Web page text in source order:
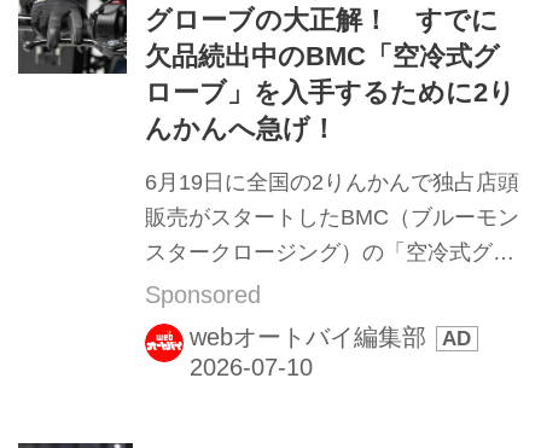
グローブの大正解！ すでに
欠品続出中のBMC「空冷式グ
ローブ」を入手するために2り
んかんへ急げ！
6月19日に全国の2りんかんで独占店頭
販売がスタートしたBMC（ブルーモン
スタークロージング）の「空冷式グロ
ーブ」。昨年も売り切れが続出した夏
用グローブが、今年は「昨年以上に売
れ行き絶好調」との情報をキャッチし
Sponsored
webオートバイ編集部